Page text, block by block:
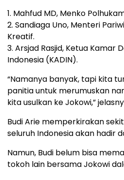
1. Mahfud MD, Menko
2. Sandiaga Uno, Menteri
Kreatif.
3. Arsjad Rasjid, Ketua Kamar
Indonesia (KADIN).
“Namanya banyak, tapi kita
panitia untuk merumuskan
kita usulkan ke Jokowi,”
Budi Arie memperkirakan
seluruh Indonesia akan hadir
Namun, Budi belum bisa
tokoh lain bersama Jokowi